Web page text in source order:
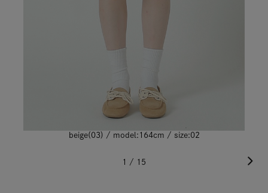
beige(03) / model:164cm / size:02
1 / 15